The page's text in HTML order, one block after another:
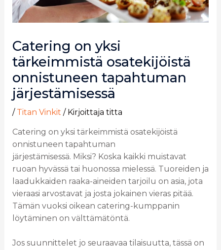
Catering on yksi
tärkeimmistä osatekijöistä
onnistuneen tapahtuman
järjestämisessä
/ Titan Vinkit / Kirjoittaja titta
Catering on yksi tärkeimmistä osatekijöistä
onnistuneen tapahtuman
järjestämisessä. Miksi? Koska kaikki muistavat
ruoan hyvässä tai huonossa mielessä. Tuoreiden ja
laadukkaiden raaka-aineiden tarjoilu on asia, jota
vieraasi arvostavat ja josta jokainen vieras pitää.
Tämän vuoksi oikean catering-kumppanin
löytäminen on välttämätöntä.
Jos suunnittelet jo seuraavaa tilaisuutta, tässä on